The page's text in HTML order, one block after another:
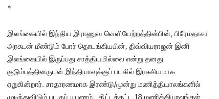
*
இலங்கையில் இந்திய இராணுவ வெளியேற்றத்தின்பின், பிரேமதாசா
அரசுடன் மீண்டும் போர் தொடங்கியபின், திவ்வியராஜன் இனி
இலங்கையில் இருப்பது சாத்தியமில்லை என்று தனது
குடும்பத்தினருடன் இந்தியாவுக்குப் படகில் இரகசியமாக
ஏறுகின்றார். சாதாரணமாக இரண்டு/மூன்று மணித்தியாலங்களில்
முடிந்துவிடும் படகுப் பயணம், கிட்டத்தட்ட 18 மணித்தியாலங்கள்